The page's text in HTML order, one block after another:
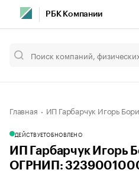
РБК Компании
Главная ИП Гарбарчук Игорь
ДЕЙСТВУЕТОБНОВЛЕНО
ИП Гарбарчук Игорь
ОГРНИП: